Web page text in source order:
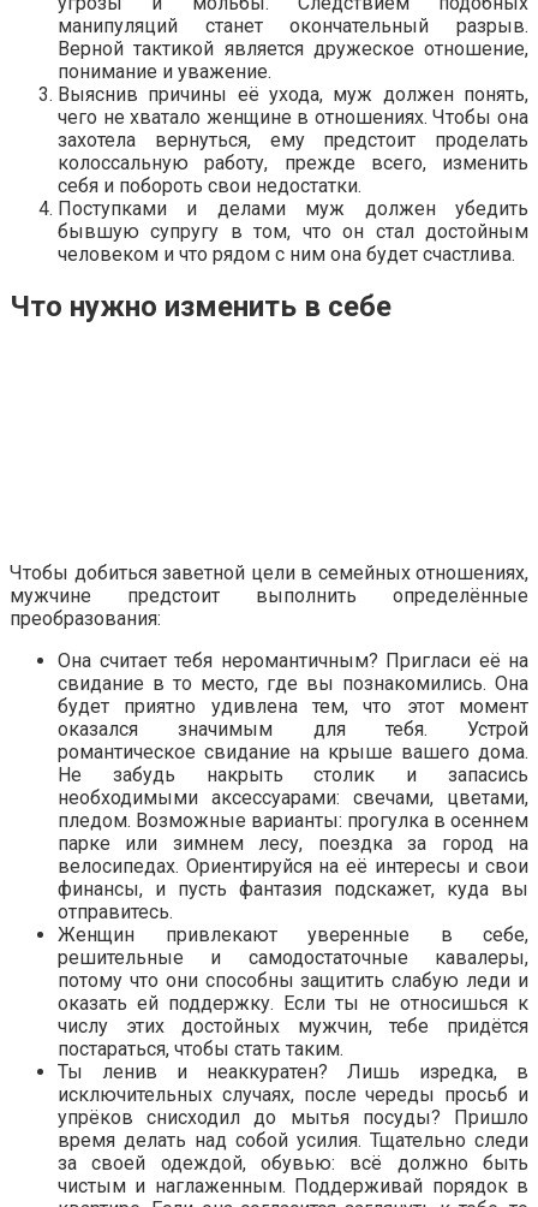
манипуляций станет окончательный разрыв.
Верной тактикой является дружеское отношение,
понимание и уважение.
Выяснив причины её ухода, муж должен понять,
чего не хватало женщине в отношениях. Чтобы она
захотела вернуться, ему предстоит проделать
колоссальную работу, прежде всего, изменить
себя и побороть свои недостатки.
Поступками и делами муж должен убедить
бывшую супругу в том, что он стал достойным
человеком и что рядом с ним она будет счастлива.
Что нужно изменить в себе
Чтобы добиться заветной цели в семейных отношениях,
мужчине предстоит выполнить определённые
преобразования:
Она считает тебя неромантичным? Пригласи её на
свидание в то место, где вы познакомились. Она
будет приятно удивлена тем, что этот момент
оказался значимым для тебя. Устрой
романтическое свидание на крыше вашего дома.
Не забудь накрыть столик и запасись
необходимыми аксессуарами: свечами, цветами,
пледом. Возможные варианты: прогулка в осеннем
парке или зимнем лесу, поездка за город на
велосипедах. Ориентируйся на её интересы и свои
финансы, и пусть фантазия подскажет, куда вы
отправитесь.
Женщин привлекают уверенные в себе,
решительные и самодостаточные кавалеры,
потому что они способны защитить слабую леди и
оказать ей поддержку. Если ты не относишься к
числу этих достойных мужчин, тебе придётся
постараться, чтобы стать таким.
Ты ленив и неаккуратен? Лишь изредка, в
исключительных случаях, после череды просьб и
упрёков снисходил до мытья посуды? Пришло
время делать над собой усилия. Тщательно следи
за своей одеждой, обувью: всё должно быть
чистым и наглаженным. Поддерживай порядок в